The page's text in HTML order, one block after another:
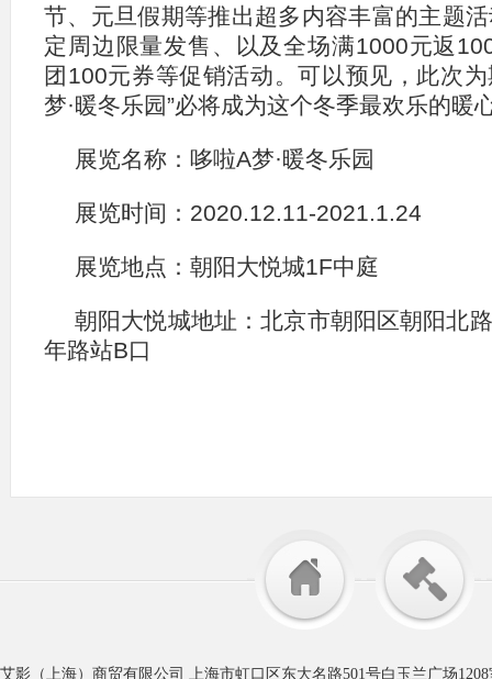
节、元旦假期等推出超多内容丰富的主题
定周边限量发售、以及全场满1000元返
团100元券等促销活动。可以预见，此次
梦·暖冬乐园”必将成为这个冬季最欢乐的暖
展览名称：哆啦A梦·暖冬乐园
展览时间：2020.12.11-2021.1.24
展览地点：朝阳大悦城1F中庭
朝阳大悦城地址：北京市朝阳区朝阳北
年路站B口
艾影（上海）商贸有限公司 上海市虹口区东大名路501号白玉兰广场1208